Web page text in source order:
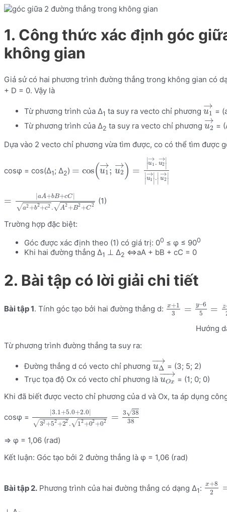
1. Công thức xác định góc
không gian
Giả sử có hai phương trình đường thẳng trong không gian có
+ D = 0. Vậy là
Từ phương trình của Δ1 ta suy ra vecto chỉ phương u1
→
=
Từ phương trình của Δ2 ta suy ra vecto chỉ phương u2
→
=
Dựa vào 2 vecto chỉ phương vừa tìm được, co có thể tìm được
cosφ = cos(Δ1 ; Δ2) = cos(u1
→
; u2
→) = ∣u1
→
. u2
→∣
∣
∣u1
→
∣.∣ u2
→
∣
= |aA+bB+cC
a2+b2+c2
√ . A2+B2+C2
√
(1)
Trường hợp đặc biệt:
Góc được xác định theo (1) có giá trị: 00 ≤ φ ≤ 900
Khi hai đường thẳng Δ1 ⊥ Δ2 <=>aA + bB + cC = 0
2. Bài tập có lời giải chi tiết
Bài tập 1. Tính góc tạo bởi hai đường thẳng d: x+1
3
= y–6
5
= z
Hướng
Từ phương trình đường thẳng ta suy ra:
Đường thẳng d có vecto chỉ phương uΔ
−→
= (3; 5; 2)
Trục tọa độ Ox có vecto chỉ phương là uOx
−→
−
= (1; 0; 0)
Khi đã biết được vecto chỉ phương của d và Ox, ta áp dụng
cosφ =
3.1+5.0+2.0
32+52+22
√ . 12+02+02
√
= 3 38
√
38
=> φ = 1,06 (rad)
Kết luận: Góc tạo bởi 2 đường thẳng là φ = 1,06 (rad)
Bài tập 2. Phương trình của hai đường thẳng có dạng Δ1 : x+8
2